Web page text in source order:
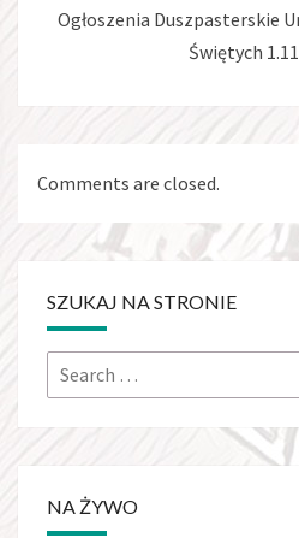
Ogłoszenia Duszpasterskie
Świętych
Comments are closed.
SZUKAJ NA STRONIE
Search
for:
NA ŻYWO